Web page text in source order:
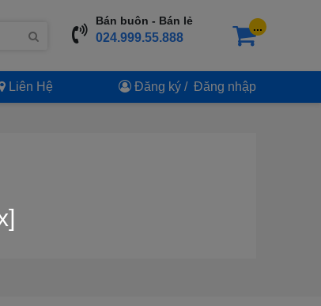
Bán buôn - Bán lẻ
024.999.55.888
...
Liên Hệ Đăng ký / Đăng nhập